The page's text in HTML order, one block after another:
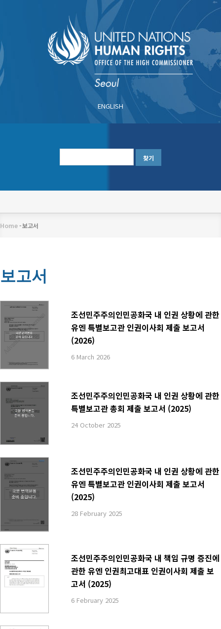
텐
츠
로
건
ENGLISH
메
경
Home-보고서
보고서
조선민주주의인민공화국 내 인권 상황에 관한
유엔 특별보고관 인권이사회 제출 보고서
(2026)
6 March 2026
조선민주주의인민공화국 내 인권 상황에 관한
특별보고관 총회 제출 보고서 (2025)
24 October 2025
조선민주주의인민공화국 내 인권 상황에 관한
유엔 특별보고관 인권이사회 제출 보고서
(2025)
28 February 2025
조선민주주의인민공화국 내 책임 규명 증진에
관한 유엔 인권최고대표 인권이사회 제출 보
고서 (2025)
6 February 2025